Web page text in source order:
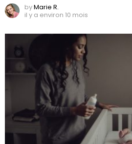
byMarie R.
il y a environ 10 mois